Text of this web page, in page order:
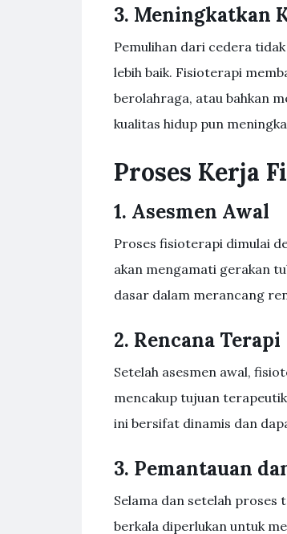
3. Meningkatkan
Pemulihan dari cedera
lebih baik. Fisioterapi
berolahraga, atau bahkan
kualitas hidup pun
Proses Kerja
1. Asesmen Awal
Proses fisioterapi dimulai
akan mengamati gerakan
dasar dalam merancang
2. Rencana Terapi
Setelah asesmen awal,
mencakup tujuan
ini bersifat dinamis dan
3. Pemantauan
Selama dan setelah
berkala diperlukan untuk